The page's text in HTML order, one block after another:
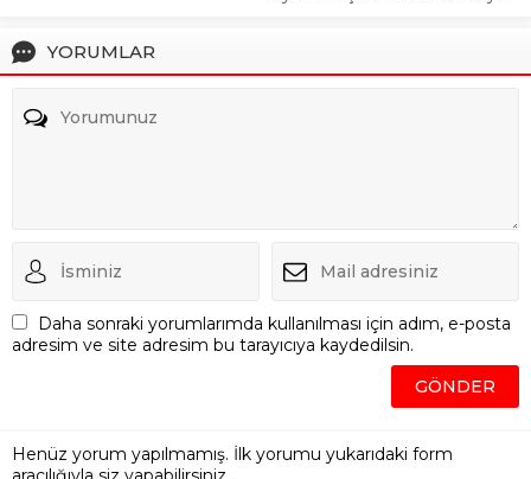
Henüz yorum yapılmamış. İlk yorumu yukarıdaki form